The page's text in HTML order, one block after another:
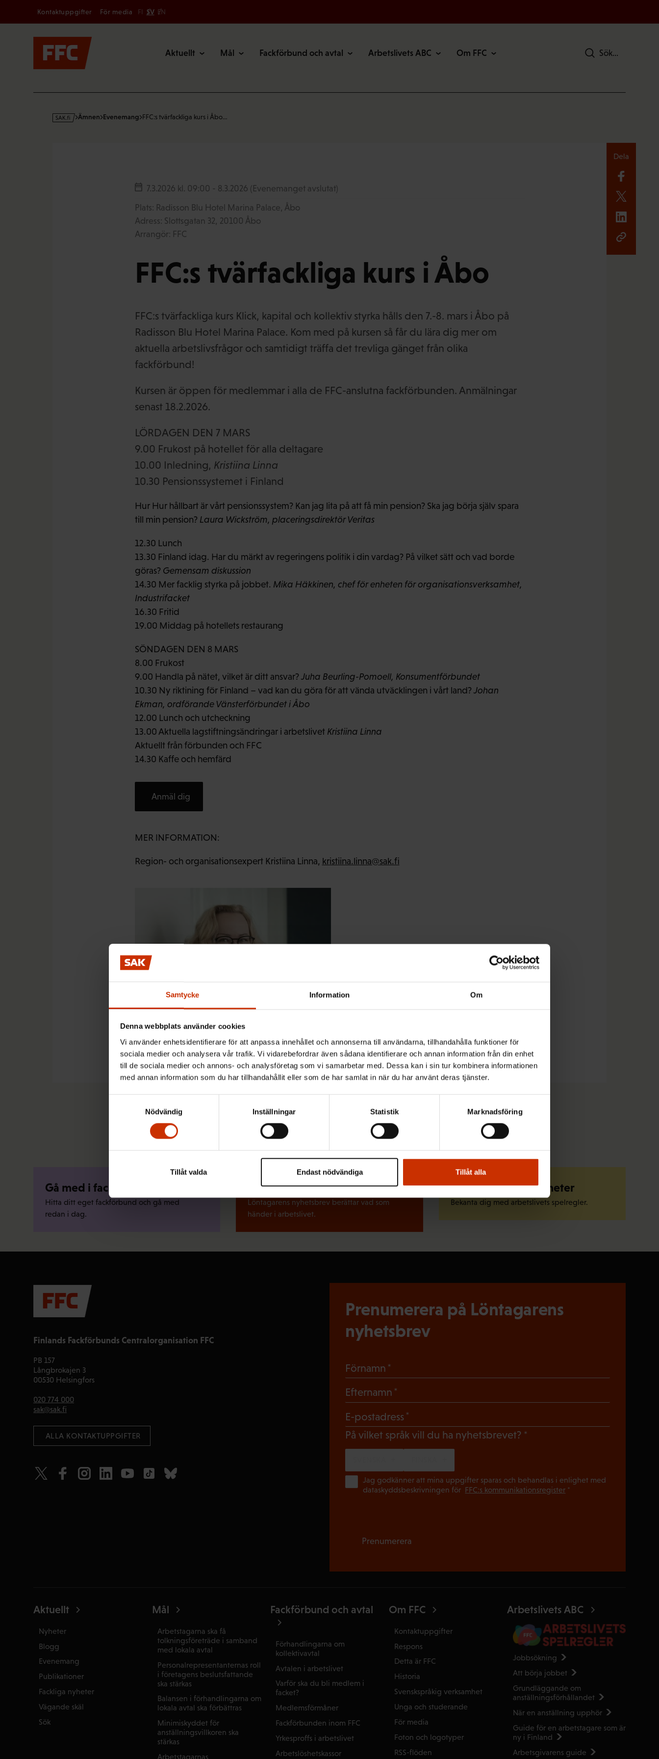
Samtycke Information Om
Denna webbplats använder cookies
Vi använder enhetsidentifierare för att anpassa innehållet och annonserna till användarna, tillhandahålla funktioner för
sociala medier och analysera vår trafik. Vi vidarebefordrar även sådana identifierare och annan information från din enhet
till de sociala medier och annons- och analysföretag som vi samarbetar med. Dessa kan i sin tur kombinera informationen
med annan information som du har tillhandahållit eller som de har samlat in när du har använt deras tjänster.
Nödvändig
Inställningar Statistik Marknadsföring
Endast nödvändiga
Tillåt valda Tillåt alla
Secondary
Kontaktuppgifter För media FI SV EN
Aktuellt Mål Fackförbund och avtal Arbetslivets ABC Om FFC Sök
s
Ämnen Evenemang FFC:s tvärfackliga kurs i Åbo…
7.3.2026 kl. 09:00 - 8.3.2026 (Evenemanget avslutat)
Plats: Radisson Blu Hotel Marina Palace, Åbo
Adress: Slottsgatan 32, 20100 Åbo
Arrangör: FFC
FFC:s tvärfackliga kurs i Åbo
FFC:s tvärfackliga kurs Klick, kapital och kollektiv styrka hålls den 7.-8. mars i Åbo på
Radisson Blu Hotel Marina Palace. Kom med på kursen så får du lära dig mer om
aktuella arbetslivsfrågor och samtidigt träffa det trevliga gänget från olika
fackförbund!
Kursen är öppen för medlemmar i alla de FFC-anslutna fackförbunden. Anmälningar
senast 18.2.2026.
LÖRDAGEN DEN 7 MARS
9.00 Frukost på hotellet för alla deltagare
10.00 Inledning, Kristiina Linna
10.30 Pensionssystemet i Finland
Hur Hur hållbart är vårt pensionssystem? Kan jag lita på att få min pension? Ska jag börja själv spara
till min pension? Laura Wickström, placeringsdirektör Veritas
12.30 Lunch
13.30 Finland idag. Har du märkt av regeringens politik i din vardag? På vilket sätt och vad borde
göras? Gemensam diskussion
14.30 Mer facklig styrka på jobbet. Mika Häkkinen, chef för enheten för organisationsverksamhet,
Industrifacket
16.30 Fritid
19.00 Middag på hotellets restaurang
SÖNDAGEN DEN 8 MARS
8.00 Frukost
9.00 Handla på nätet, vilket är ditt ansvar? Juha Beurling-Pomoell, Konsumentförbundet
10.30 Ny riktining för Finland – vad kan du göra för att vända utväcklingen i vårt land? Johan
Ekman, ordförande Vänsterförbundet i Åbo
12.00 Lunch och utcheckning
13.00 Aktuella lagstiftningsändringar i arbetslivet Kristiina Linna
Aktuellt från förbunden och FFC
14.30 Kaffe och hemfärd
Anmäl dig
MER INFORMATION:
Region- och organisationsexpert Kristiina Linna, kristiina.linna@sak.fi
Kristiina Linna. Kuva Jaakko Lukumaa.
Dela
Snabblänkar
Gå med i facket
Hitta ditt eget fackförbund och gå med
redan i dag.
Beställ vårt nyhetsbrev
Löntagarens nyhetsbrev berättar vad som
händer i arbetslivet.
Känn till dina rättigheter
Bekanta dig med arbetslivets spelregler.
Finlands Fackförbunds Centralorganisation FFC
PB 157
Långbrokajen 3
00530 Helsingfors
020 774 000
sak@sak.fi
ALLA KONTAKTUPPGIFTER
Prenumerera på Löntagarens
nyhetsbrev
Förnamn
Efternamn
E-postadress
På vilket språk vill du ha nyhetsbrevet?(Obligatoriskt)
Jag godkänner att mina uppgifter sparas och behandlas i enlighet med
dataskyddsbeskrivningen för FFC:s kommunikationsregister *
Prenumerera
Aktuellt
Nyheter
Blogg
Evenemang
Publikationer
Fackliga nyheter
Vägande skäl
Sök
Mål
Arbetstagarna ska få
tolkningsföreträde i samband
med lokala avtal
Personalrepresentanternas roll
i företagens beslutsfattande
ska stärkas
Balansen i förhandlingarna om
lokala avtal ska förbättras
Minimiskyddet för
anställningsvillkoren ska
stärkas
Arbetstagarnas
Fackförbund och avtal
Förhandlingarna om
kollektivavtal
Avtalen i arbetslivet
Varför ska du bli medlem i
facket?
Medlemsförmåner
Fackförbunden inom FFC
Yrkesproffs i arbetslivet
Arbetslöshetskassor
Om FFC
Kontaktuppgifter
Respons
Detta är FFC
Historia
Svenskspråkig verksamhet
Unga och studerande
För media
Foton och logotyper
RSS-flöden
Arbetslivets ABC
Jobbsökning
Att börja jobbet
Grundläggande om
anställnings­förhållandet
När en anställning upphör
Guide för en arbetstagare som är
ny i Finland
Arbetsgivarens guide